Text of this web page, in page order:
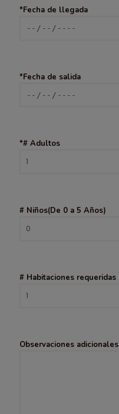
*Fecha de llegada
*Fecha de salida
*# Adultos
# Niños(De 0 a 5 Años)
# Habitaciones requeridas
Observaciones adicionales